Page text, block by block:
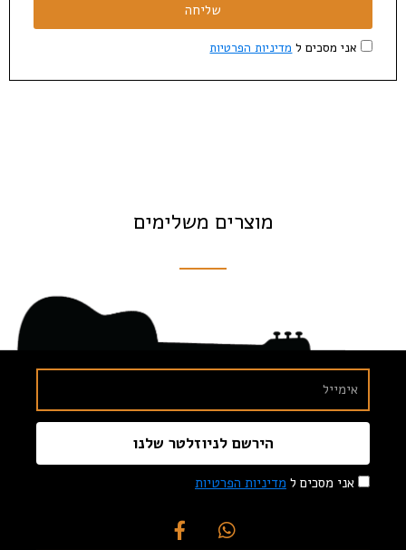
אני מסכים ל מדיניות הפרטיות
שליחה
מוצרים משלימים
אני מסכים ל מדיניות הפרטיות
הירשם לניוזלטר שלנו